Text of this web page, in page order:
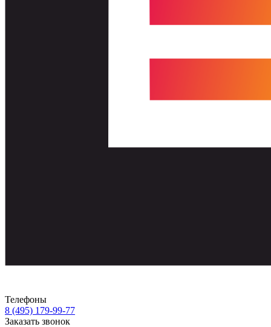
Телефоны
8 (495) 179-99-77
Заказать звонок